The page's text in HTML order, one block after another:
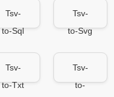
Tsv-
to-Sql
Tsv-
to-Svg
Tsv-
to-Txt
Tsv-
to-